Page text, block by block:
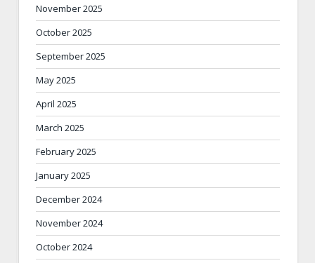
November 2025
October 2025
September 2025
May 2025
April 2025
March 2025
February 2025
January 2025
December 2024
November 2024
October 2024